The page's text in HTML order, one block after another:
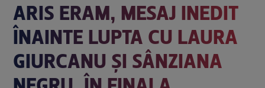
ARIS ERAM, MESAJ INEDIT
ÎNAINTE LUPTA CU LAURA
GIURCANU ȘI SÂNZIANA